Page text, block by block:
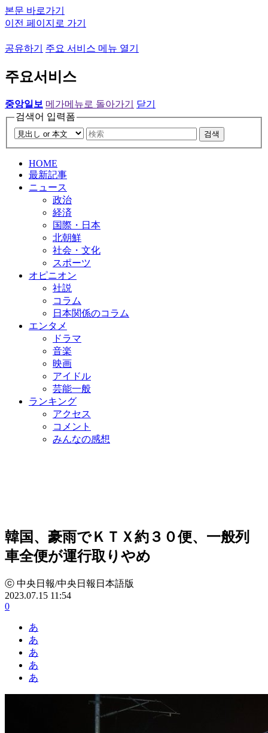
본문 바로가기
이전 페이지로 가기
공유하기 주요 서비스 메뉴 열기
주요서비스
중앙일보 메가메뉴로 돌아가기
닫기
검색어 입력폼
검색
HOME
最新記事
ニュース
政治
経済
国際・日本
北朝鮮
社会・文化
スポーツ
オピニオン
社説
コラム
日本関係のコラム
エンタメ
ドラマ
音楽
映画
アイドル
芸能一般
ランキング
アクセス
コメント
みんなの感想
韓国、豪雨でＫＴＸ約３０便、一般列
車全便が運行取りやめ
ⓒ 中央日報/中央日報日本語版
2023.07.15 11:54
0
あ
あ
あ
あ
あ